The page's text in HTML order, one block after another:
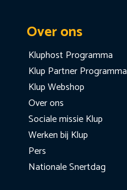
Over ons
Kluphost Programma
Klup Partner Programma
Klup Webshop
Over ons
Sociale missie Klup
Werken bij Klup
Pers
Nationale Snertdag